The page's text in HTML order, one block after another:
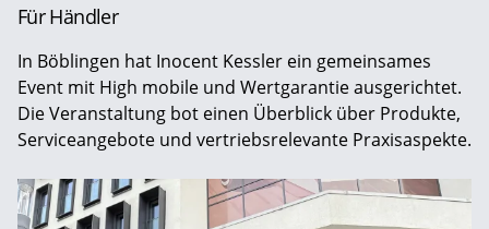
Für Händler
In Böblingen hat Inocent Kessler ein gemeinsames
Event mit High mobile und Wertgarantie ausgerichtet.
Die Veranstaltung bot einen Überblick über Produkte,
Serviceangebote und vertriebsrelevante Praxisaspekte.